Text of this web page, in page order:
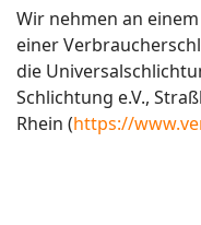
Wir nehmen an
einer
die
Schlichtung e.V.,
Rhein (https://